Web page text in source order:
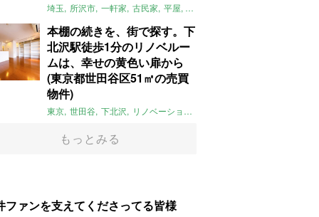
埼玉 所沢市 一軒家 古民家 平屋 庭
本棚の続きを、街で探す。下
北沢駅徒歩1分のリノベルー
ムは、幸せの黄色い扉から
(東京都世田谷区51㎡の売買
物件)
東京 世田谷 下北沢 リノベーション
もっとみる
ファンを支えてくださってる皆様